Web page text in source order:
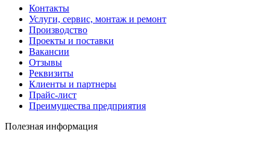
Контакты
Услуги, сервис, монтаж и ремонт
Производство
Проекты и поставки
Вакансии
Отзывы
Реквизиты
Клиенты и партнеры
Прайс-лист
Преимущества предприятия
Полезная информация